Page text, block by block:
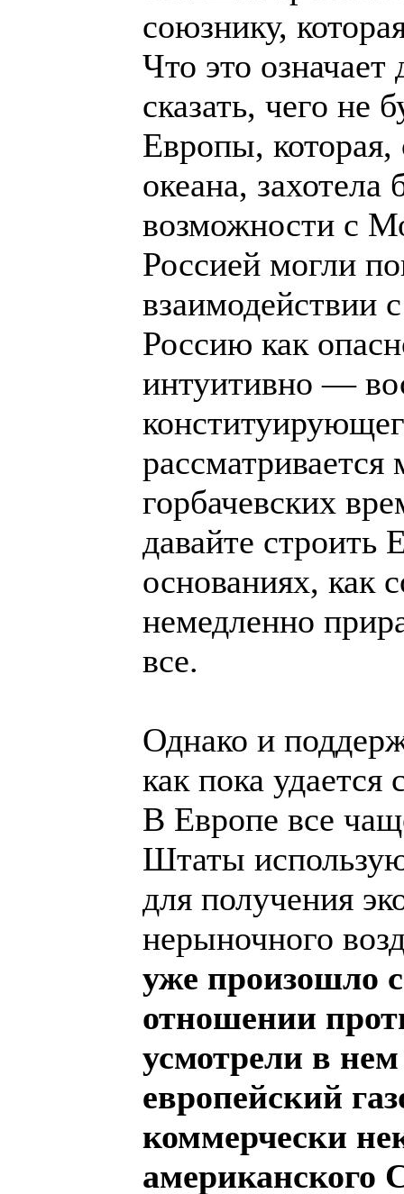
союзнику,
Что это
сказать, чего не
Европы, которая,
океана,
возможности с
Россией могли
взаимодействии
Россию как
интуитивно —
горбачевских
давайте строить
основаниях, как
немедленно
все.
Однако и
как пока удается
В Европе все
Штаты
для получения
нерыночного
уже произошло
отношении
усмотрели в
европейский
коммерчески
американского